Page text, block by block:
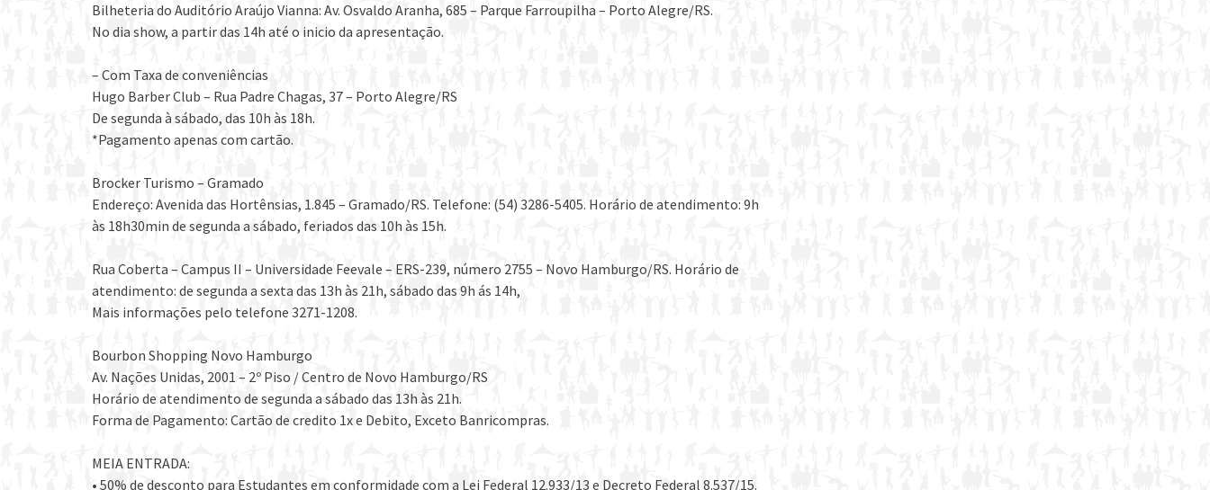
Bilheteria do Auditório Araújo Vianna: Av. Osvaldo Aranha, 685 – Parque Farroupilha – Porto Alegre/RS.
No dia show, a partir das 14h até o inicio da apresentação.
– Com Taxa de conveniências
Hugo Barber Club – Rua Padre Chagas, 37 – Porto Alegre/RS
De segunda à sábado, das 10h às 18h.
*Pagamento apenas com cartão.
Brocker Turismo – Gramado
Endereço: Avenida das Hortênsias, 1.845 – Gramado/RS. Telefone: (54) 3286-5405. Horário de atendimento: 9h
às 18h30min de segunda a sábado, feriados das 10h às 15h.
Rua Coberta – Campus II – Universidade Feevale – ERS-239, número 2755 – Novo Hamburgo/RS. Horário de
atendimento: de segunda a sexta das 13h às 21h, sábado das 9h ás 14h,
Mais informações pelo telefone 3271-1208.
Bourbon Shopping Novo Hamburgo
Av. Nações Unidas, 2001 – 2º Piso / Centro de Novo Hamburgo/RS
Horário de atendimento de segunda a sábado das 13h às 21h.
Forma de Pagamento: Cartão de credito 1x e Debito, Exceto Banricompras.
MEIA ENTRADA:
• 50% de desconto para Estudantes em conformidade com a Lei Federal 12.933/13 e Decreto Federal 8.537/15.